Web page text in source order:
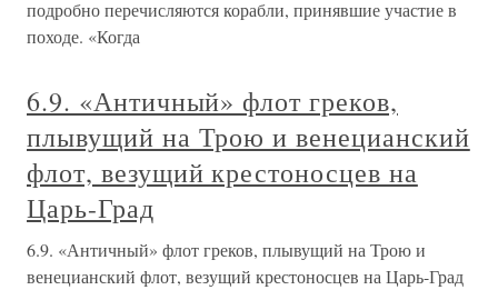
подробно перечисляются корабли, принявшие участие в
походе. «Когда
6.9. «Античный» флот греков,
плывущий на Трою и венецианский
флот, везущий крестоносцев на
Царь-Град
6.9. «Античный» флот греков, плывущий на Трою и
венецианский флот, везущий крестоносцев на Царь-Град